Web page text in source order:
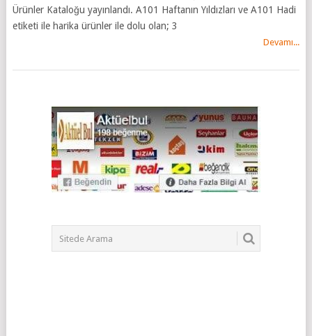
Ürünler Kataloğu yayınlandı. A101 Haftanın Yıldızları ve A101 Hadi
etiketi ile harika ürünler ile dolu olan; 3
Devamı...
NAVIGATION